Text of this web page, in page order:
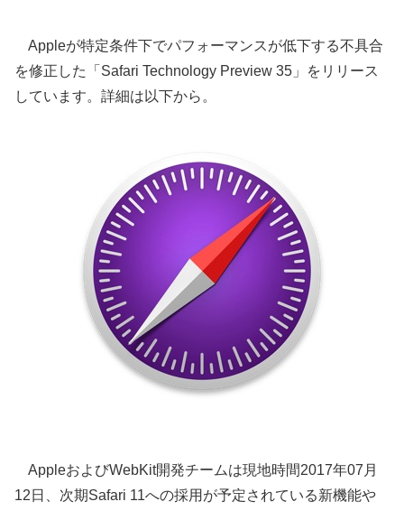
Appleが特定条件下でパフォーマンスが低下する不具合
を修正した「Safari Technology Preview 35」をリリース
しています。詳細は以下から。
AppleおよびWebKit開発チームは現地時間2017年07月
12日、次期Safari 11への採用が予定されている新機能や